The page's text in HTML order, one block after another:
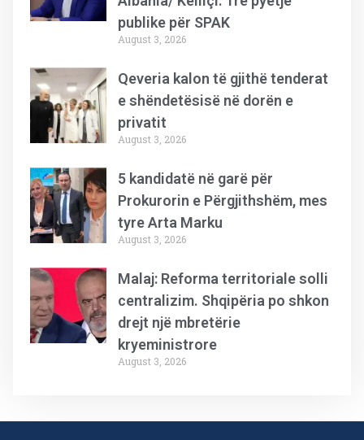
publike për SPAK
August 3, 2026
Qeveria kalon të gjithë tenderat
e shëndetësisë në dorën e
privatit
August 3, 2026
5 kandidatë në garë për
Prokurorin e Përgjithshëm, mes
tyre Arta Marku
August 3, 2026
Malaj: Reforma territoriale solli
centralizim. Shqipëria po shkon
drejt një mbretërie
kryeministrore
August 3, 2026